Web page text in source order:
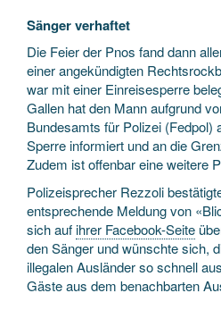
Sänger verhaftet
Die Feier der Pnos fand dann
einer angekündigten
war mit einer Einreisesperre
Gallen hat den Mann aufgrund
Bundesamts für Polizei (Fedpol)
Sperre informiert und an die
Zudem ist offenbar eine weitere
Polizeisprecher Rezzoli
entsprechende Meldung von
sich aufihrer Facebook-Seite
den Sänger und wünschte sich,
illegalen Ausländer so schnell
Gäste aus dem benachbarten